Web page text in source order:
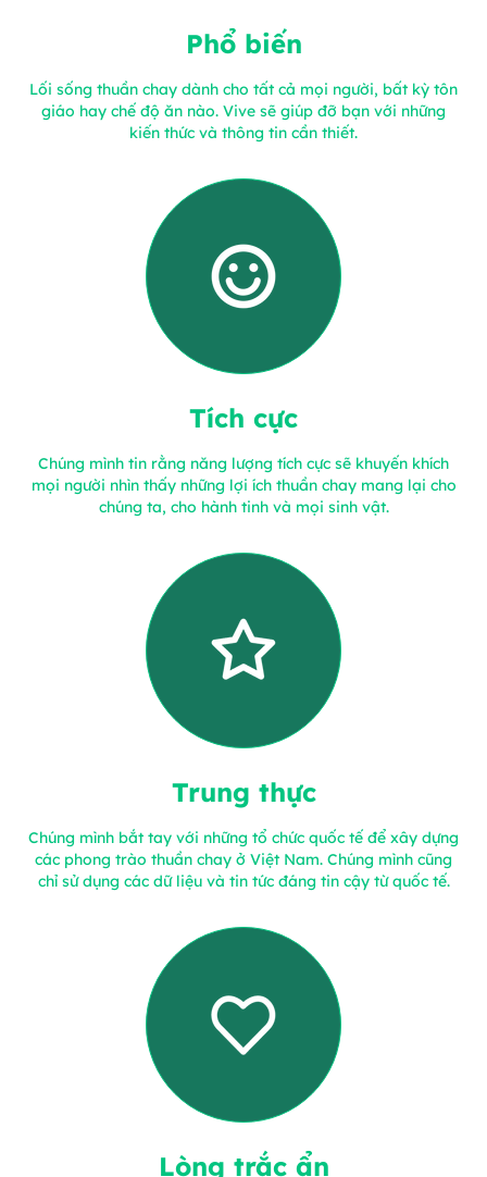
Phổ biến
Lối sống thuần chay dành cho tất cả mọi người, bất kỳ tôn
giáo hay chế độ ăn nào. Vive sẽ giúp đỡ bạn với những
kiến thức và thông tin cần thiết.
Tích cực
Chúng mình tin rằng năng lượng tích cực sẽ khuyến khích
mọi người nhìn thấy những lợi ích thuần chay mang lại cho
chúng ta, cho hành tinh và mọi sinh vật.
Trung thực
Chúng mình bắt tay với những tổ chức quốc tế để xây dựng
các phong trào thuần chay ở Việt Nam. Chúng mình cũng
chỉ sử dụng các dữ liệu và tin tức đáng tin cậy từ quốc tế.
Lòng trắc ẩn